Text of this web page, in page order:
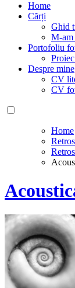
Home
Cărți
Ghid
M-am
Portofoliu
Despre mine
CV
CV
Home